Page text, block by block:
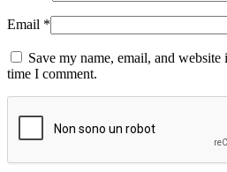
Email *
Save my name, email, and
time I comment.